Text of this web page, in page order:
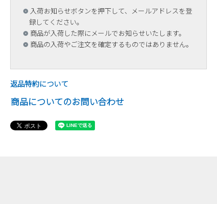
入荷お知らせボタンを押下して、メールアドレスを登
録してください。
商品が入荷した際にメールでお知らせいたします。
商品の入荷やご注文を確定するものではありません。
返品特約について
商品についてのお問い合わせ